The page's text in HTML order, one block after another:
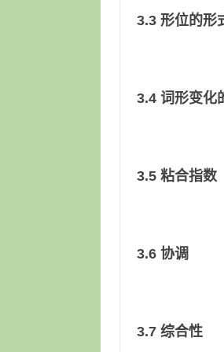
3.3 形位的形
3.4 词形变化
3.5 粘合指数
3.6 协调
3.7 综合性